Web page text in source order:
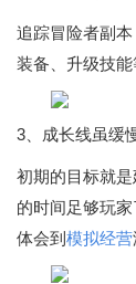
追踪冒险者副
装备、升级技能
3、成长线虽缓
初期的目标就
的时间足够玩
体会到 模拟经营